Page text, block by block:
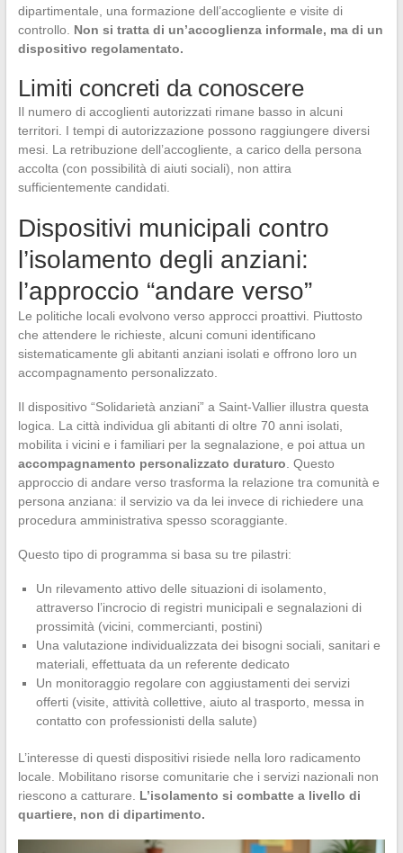
dipartimentale, una formazione dell’accogliente e visite di
controllo. Non si tratta di un’accoglienza informale, ma di un
dispositivo regolamentato.
Limiti concreti da conoscere
Il numero di accoglienti autorizzati rimane basso in alcuni
territori. I tempi di autorizzazione possono raggiungere diversi
mesi. La retribuzione dell’accogliente, a carico della persona
accolta (con possibilità di aiuti sociali), non attira
sufficientemente candidati.
Dispositivi municipali contro
l’isolamento degli anziani:
l’approccio “andare verso”
Le politiche locali evolvono verso approcci proattivi. Piuttosto
che attendere le richieste, alcuni comuni identificano
sistematicamente gli abitanti anziani isolati e offrono loro un
accompagnamento personalizzato.
Il dispositivo “Solidarietà anziani” a Saint-Vallier illustra questa
logica. La città individua gli abitanti di oltre 70 anni isolati,
mobilita i vicini e i familiari per la segnalazione, e poi attua un
accompagnamento personalizzato duraturo . Questo
approccio di andare verso trasforma la relazione tra comunità e
persona anziana: il servizio va da lei invece di richiedere una
procedura amministrativa spesso scoraggiante.
Questo tipo di programma si basa su tre pilastri:
Un rilevamento attivo delle situazioni di isolamento,
attraverso l’incrocio di registri municipali e segnalazioni di
prossimità (vicini, commercianti, postini)
Una valutazione individualizzata dei bisogni sociali, sanitari e
materiali, effettuata da un referente dedicato
Un monitoraggio regolare con aggiustamenti dei servizi
offerti (visite, attività collettive, aiuto al trasporto, messa in
contatto con professionisti della salute)
L’interesse di questi dispositivi risiede nella loro radicamento
locale. Mobilitano risorse comunitarie che i servizi nazionali non
riescono a catturare. L’isolamento si combatte a livello di
quartiere, non di dipartimento.